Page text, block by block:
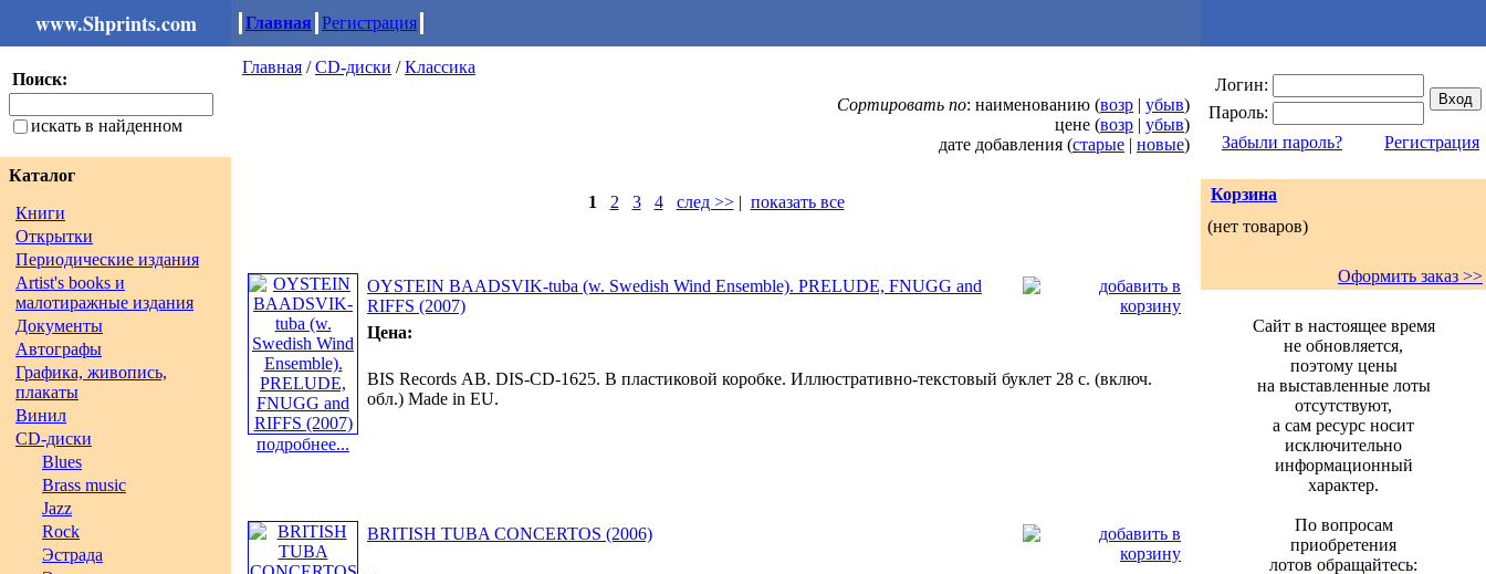
www.Shprints.com Главная Регистрация
Поиск:
искать в найденном
Каталог
Книги
Открытки
Периодические издания
Artist's books и
малотиражные издания
Документы
Автографы
Графика, живопись,
плакаты
Винил
CD-диски
Blues
Brass music
Jazz
Rock
Эстрада
Главная /CD-диски /Классика
Сортировать по: наименованию (возр | убыв)
цене (возр | убыв)
дате добавления (старые | новые)
1 2 3 4 след >>| показать все
подробнее...
OYSTEIN BAADSVIK-tuba (w. Swedish Wind Ensemble). PRELUDE, FNUGG and
RIFFS (2007)
Цена:
BIS Records АВ. DIS-CD-1625. В пластиковой коробке. Иллюстративно-текстовый буклет 28 с. (включ.
обл.) Made in EU.
BRITISH TUBA CONCERTOS (2006)
Логин:
Пароль:
Забыли пароль?
Регистрация
Корзина
(нет товаров)
Оформить заказ >>
Сайт в настоящее время
не обновляется,
поэтому цены
на выставленные лоты
отсутствуют,
а сам ресурс носит
исключительно
информационный
характер.
По вопросам
приобретения
лотов обращайтесь: